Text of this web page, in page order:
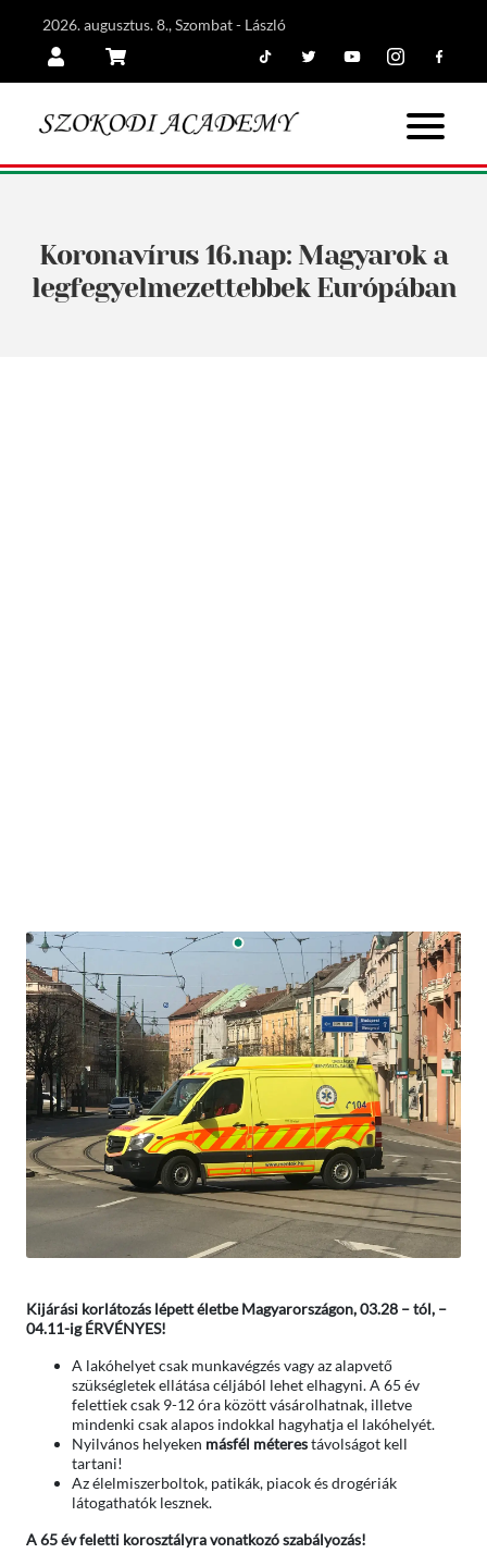
2026. augusztus. 8., Szombat - László
Koronavírus 16.nap: Magyarok a
legfegyelmezettebbek Európában
Kijárási korlátozás lépett életbe Magyarországon, 03.28 – tól, –
04.11-ig ÉRVÉNYES!
A lakóhelyet csak munkavégzés vagy az alapvető
szükségletek ellátása céljából lehet elhagyni. A 65 év
felettiek csak 9-12 óra között vásárolhatnak, illetve
mindenki csak alapos indokkal hagyhatja el lakóhelyét.
Nyilvános helyeken másfél méterestávolságot kell
tartani!
Az élelmiszerboltok, patikák, piacok és drogériák
látogathatók lesznek.
A 65 év feletti korosztályra vonatkozó szabályozás!